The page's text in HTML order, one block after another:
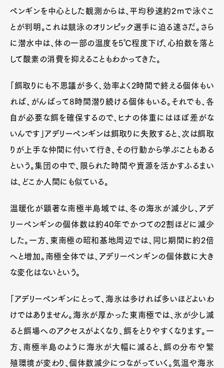
ペンギンを中心とした観測からは、平均秒速約2ｍで泳ぐこ
とが判明。これは競泳のオリンピック選手に迫る速さだ。さら
に潜水中は、体の一部の温度を5℃程度下げ、心拍数を落と
して酸素の消費を抑えることもわかってきた。
「餌取りにも不思議が多く、効率よく2時間で終える個体もい
れば、がんばって8時間潜り続ける個体もいる。それでも、各
自が必要な餌を確保するので、ヒナの体重にはほぼ差がな
いんです」アデリーペンギンは餌取りに失敗すると、次は餌取
りが上手な仲間に付いて行き、その行動から学ぶこともある
という。集団の中で、限られた時間や資源を活かすふるまい
は、どこか人間にも似ている。
温暖化が顕著な南極半島域では、冬の海氷が減少し、アデ
リーペンギンの個体数は約40年でかつての2割ほどに減少
した。一方、東南極の昭和基地周辺では、同じ期間に約2倍
へと増加。南極全体では、アデリーペンギンの個体数に大き
な変化はないという。
「アデリーペンギンにとって、海氷は多ければ多いほどよいわ
けではありません。海氷が厚かった東南極では、氷が少し減
ると餌場へのアクセスがよくなり、餌をとりやすくなります。一
方、南極半島のように海氷が大幅に減ると、餌の分布や繁
殖環境が変わり、個体数減少につながっていく。気温や海氷